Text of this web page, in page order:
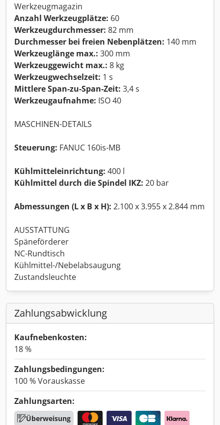
Werkzeugmagazin
Anzahl Werkzeugplätze: 60
Werkzeugdurchmesser: 82 mm
Durchmesser bei freien Nebenplätzen: 140 mm
Werkzeuglänge max.: 300 mm
Werkzeuggewicht max.: 8 kg
Werkzeugwechselzeit: 1 s
Mittlere Span-zu-Span-Zeit: 3,4 s
Werkzeugaufnahme: ISO 40
MASCHINEN-DETAILS
Steuerung: FANUC 160is-MB
Kühlmitteleinrichtung: 400 l
Kühlmittel durch die Spindel IKZ: 20 bar
Abmessungen (L x B x H): 2.100 x 3.955 x 2.844 mm
AUSSTATTUNG
Späneförderer
NC-Rundtisch
Kühlmittel-/Nebelabsaugung
Zustandsleuchte
Zahlungsabwicklung
Kaufnebenkosten:
18 %
Zahlungsbedingungen:
100 % Vorauskasse
Zahlungsarten:
Überweisung